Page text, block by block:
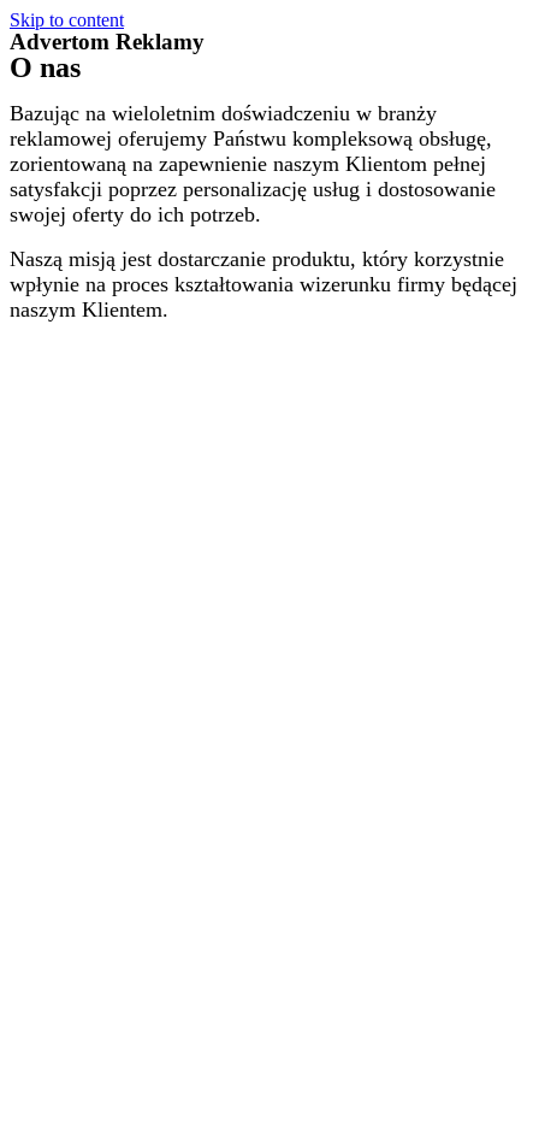
Skip to content
Advertom Reklamy
O nas
Bazując na wieloletnim doświadczeniu w branży
reklamowej oferujemy Państwu kompleksową obsługę,
zorientowaną na zapewnienie naszym Klientom pełnej
satysfakcji poprzez personalizację usług i dostosowanie
swojej oferty do ich potrzeb.
Naszą misją jest dostarczanie produktu, który korzystnie
wpłynie na proces kształtowania wizerunku firmy będącej
naszym Klientem.